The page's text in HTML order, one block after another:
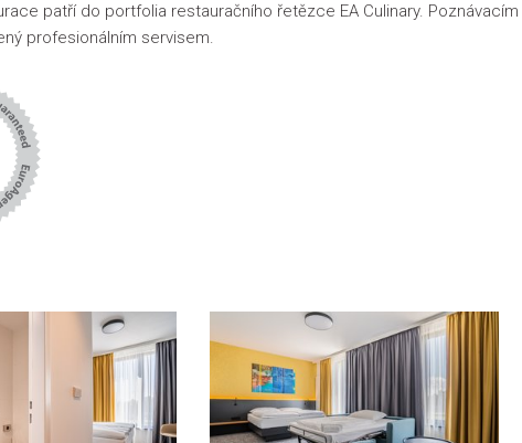
patří do portfolia restauračního řetězce EA Culinary.
profesionálním servisem.